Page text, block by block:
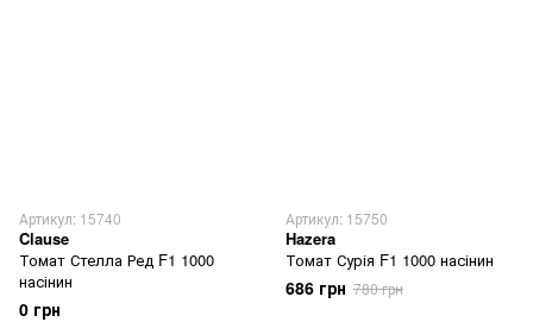
Артикул: 15740
Clause
Томат Стелла Ред F1 1000
насінин
0 грн
Артикул: 15750
Hazera
Томат Сурія F1 1000 насінин
686 грн 780 грн